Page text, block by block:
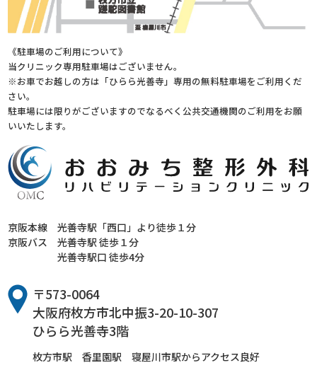
《駐車場のご利用について》
当クリニック専用駐車場はございません。
※お車でお越しの方は「ひらら光善寺」専用の無料駐車場をご利用くだ
さい。
駐車場には限りがございますのでなるべく公共交通機関のご利用をお願
いいたします。
京阪本線
光善寺駅「西口」より徒歩１分
京阪バス
光善寺駅 徒歩１分
光善寺駅口 徒歩4分
〒573-0064
大阪府枚方市北中振3-20-10-307
ひらら光善寺3階
枚方市駅 香里園駅 寝屋川市駅からアクセス良好